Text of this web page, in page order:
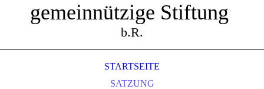
gemeinnützige Stiftung
b.R.
STARTSEITE
SATZUNG